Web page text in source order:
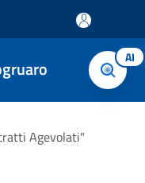
AI
Agevolati"